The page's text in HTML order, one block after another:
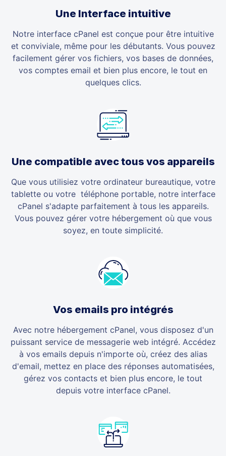
Une Interface intuitive
Notre interface cPanel est conçue pour être intuitive
et conviviale, même pour les débutants. Vous pouvez
facilement gérer vos fichiers, vos bases de données,
vos comptes email et bien plus encore, le tout en
quelques clics.
Une compatible avec tous vos appareils
Que vous utilisiez votre ordinateur bureautique, votre
tablette ou votre téléphone portable, notre interface
cPanel s'adapte parfaitement à tous les appareils.
Vous pouvez gérer votre hébergement où que vous
soyez, en toute simplicité.
Vos emails pro intégrés
Avec notre hébergement cPanel, vous disposez d'un
puissant service de messagerie web intégré. Accédez
à vos emails depuis n'importe où, créez des alias
d'email, mettez en place des réponses automatisées,
gérez vos contacts et bien plus encore, le tout
depuis votre interface cPanel.